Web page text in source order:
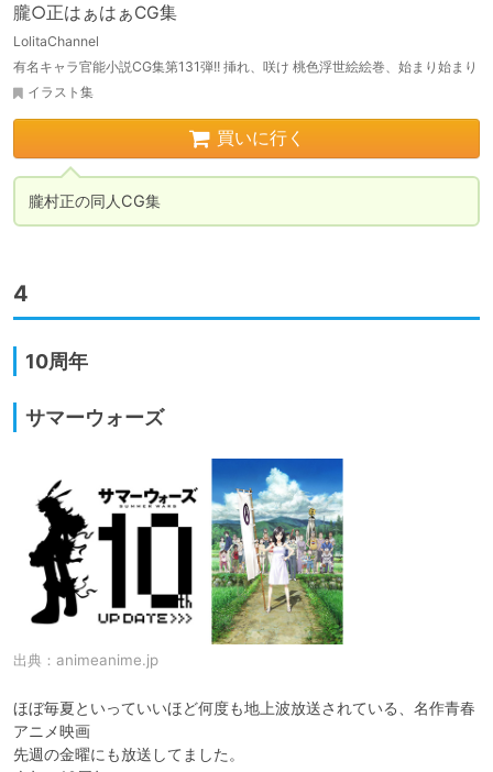
朧○正はぁはぁCG集
LolitaChannel
有名キャラ官能小説CG集第131弾!! 挿れ、咲け 桃色浮世絵絵巻、始まり始まり
イラスト集
買いに行く
朧村正の同人CG集
4
10周年
サマーウォーズ
出典： animeanime.jp
ほぼ毎夏といっていいほど何度も地上波放送されている、名作青春
アニメ映画
先週の金曜にも放送してました。